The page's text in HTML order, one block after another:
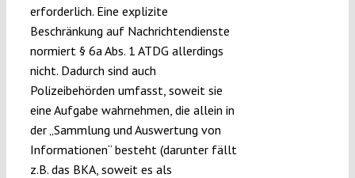
erforderlich. Eine explizite
Beschränkung auf Nachrichtendienste
normiert § 6a Abs. 1 ATDG allerdings
nicht. Dadurch sind auch
Polizeibehörden umfasst, soweit sie
eine Aufgabe wahrnehmen, die allein in
der „Sammlung und Auswertung von
Informationen“ besteht (darunter fällt
z.B. das BKA, soweit es als